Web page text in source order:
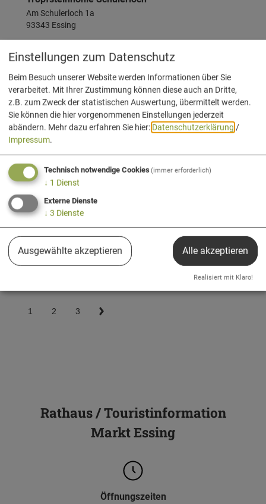
Am Schulerloch 1a
93343 Essing
09441 1796778
Auch an diesem Ort
1 2 3
Rathaus / Touristinformation
Markt Essing
Öffnungszeiten
Einstellungen zum Datenschutz
Beim Besuch unserer Website werden Informationen über Sie
verarbeitet. Mit Ihrer Zustimmung können diese auch an Dritte,
z.B. zum Zweck der statistischen Auswertung, übermittelt werden.
Sie können die hier vorgenommenen Einstellungen jederzeit
abändern. Mehr dazu erfahren Sie hier: Datenschutzerklärung /
Impressum.
Technisch notwendige Cookies(immer erforderlich)
↓ 1 Dienst
Externe Dienste
↓ 3 Dienste
Ausgewählte akzeptieren Alle akzeptieren
Realisiert mit Klaro!